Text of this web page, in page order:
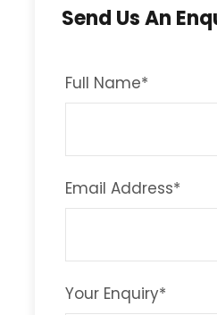
Send Us An
Full Name*
Email Address*
Your Enquiry*